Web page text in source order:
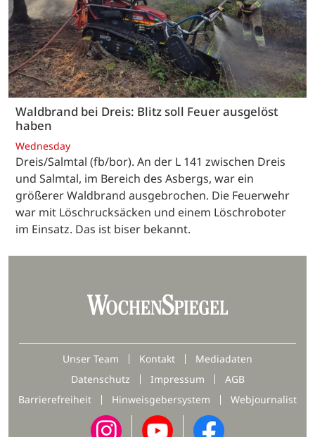
Waldbrand bei Dreis: Blitz soll Feuer ausgelöst
haben
Wednesday
Dreis/Salmtal (fb/bor). An der L 141 zwischen Dreis
und Salmtal, im Bereich des Asbergs, war ein
größerer Waldbrand ausgebrochen. Die Feuerwehr
war mit Löschrucksäcken und einem Löschroboter
im Einsatz. Das ist biser bekannt.
Unser Team Kontakt
Mediadaten
Datenschutz
Impressum
AGB
Barrierefreiheit
Hinweisgebersystem Webjournalist